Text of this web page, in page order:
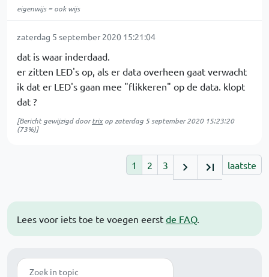
Lees voor iets toe te voegen eerst de FAQ.
Zoek
eigenwijs = ook wijs
zaterdag 5 september 2020 15:21:04
dat is waar inderdaad.
er zitten LED's op, als er data overheen gaat verwacht
ik dat er LED's gaan mee "flikkeren" op de data. klopt
dat ?
[Bericht gewijzigd doortrixopzaterdag 5 september 2020 15:23:20
(73%)]
1 2 3 laatste